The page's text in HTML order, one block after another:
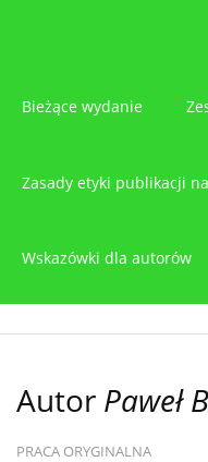
Bieżące wydanie
Zasady etyki publikacji
Wskazówki dla autorów
Autor Paweł
PRACA ORYGINALNA